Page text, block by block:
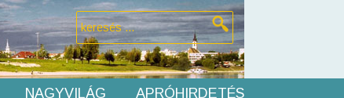
NAGYVILÁG APRÓHIRDETÉS